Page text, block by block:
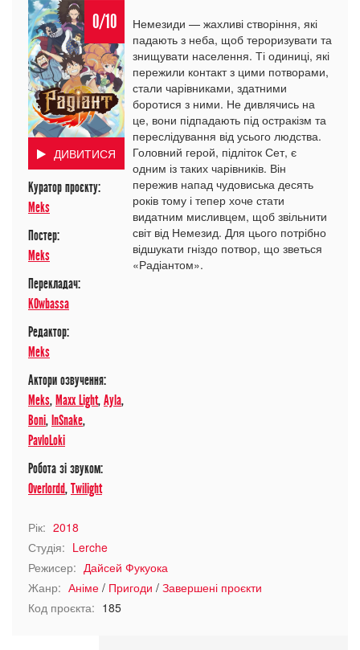
0/10
ДИВИТИСЯ
Куратор проєкту:
Meks
Постер:
Meks
Перекладач:
K0wbassa
Редактор:
Meks
Актори озвучення:
Meks,Maxx Light,Ayla,
Boni,InSnake,
PavloLoki
Робота зі звуком:
Overlordd,Twilight
Немезиди — жахливі створіння, які
падають з неба, щоб тероризувати та
знищувати населення. Ті одиниці, які
пережили контакт з цими потворами,
стали чарівниками, здатними
боротися з ними. Не дивлячись на
це, вони підпадають під остракізм та
переслідування від усього людства.
Головний герой, підліток Сет, є
одним із таких чарівників. Він
пережив напад чудовиська десять
років тому і тепер хоче стати
видатним мисливцем, щоб звільнити
світ від Немезид. Для цього потрібно
відшукати гніздо потвор, що зветься
«Радіантом».
Рік: 2018
Студія: Lerche
Режисер: Дайсей Фукуока
Жанр: Аніме / Пригоди / Завершені проєкти
Код проєкта: 185